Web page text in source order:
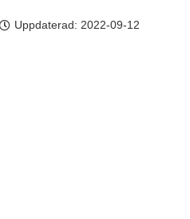
Uppdaterad: 2022-09-12